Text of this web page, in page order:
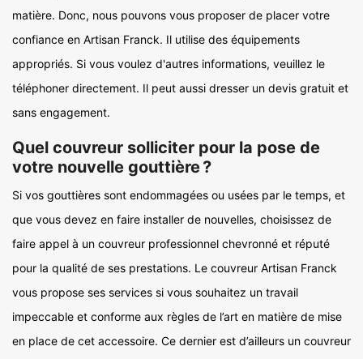
matière. Donc, nous pouvons vous proposer de placer votre
confiance en Artisan Franck. Il utilise des équipements
appropriés. Si vous voulez d'autres informations, veuillez le
téléphoner directement. Il peut aussi dresser un devis gratuit et
sans engagement.
Quel couvreur solliciter pour la pose de
votre nouvelle gouttière ?
Si vos gouttières sont endommagées ou usées par le temps, et
que vous devez en faire installer de nouvelles, choisissez de
faire appel à un couvreur professionnel chevronné et réputé
pour la qualité de ses prestations. Le couvreur Artisan Franck
vous propose ses services si vous souhaitez un travail
impeccable et conforme aux règles de l’art en matière de mise
en place de cet accessoire. Ce dernier est d’ailleurs un couvreur